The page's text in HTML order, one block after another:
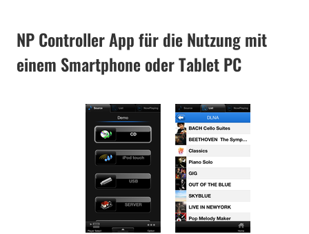
NP Controller App für die Nutzung mit
einem Smartphone oder Tablet PC